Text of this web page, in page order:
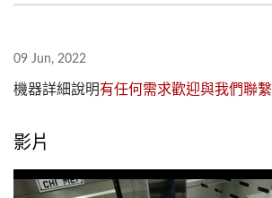
09 Jun, 2022
機器詳細說明有任何需求歡迎與我們聯繫
影片